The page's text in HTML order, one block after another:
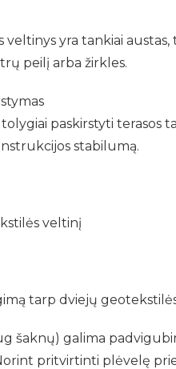
yra tankiai
peilį arba žirkles.
paskirstyti terasos
stabilumą.
veltinį
tarp dviejų
šaknų) galima
pritvirtinti plėvelę